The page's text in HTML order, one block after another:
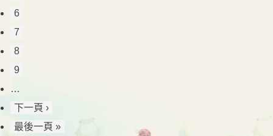
6
7
8
9
…
下一頁 ›
最後一頁 »